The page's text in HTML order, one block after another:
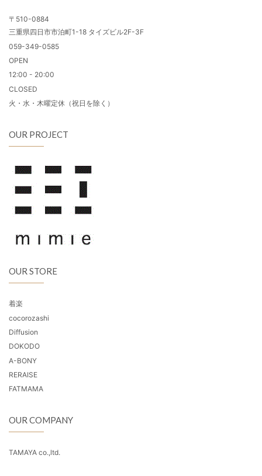
〒510-0884
三重県四日市市泊町1-18 タイズビル2F-3F
059-349-0585
OPEN
12:00 - 20:00
CLOSED
火・水・木曜定休（祝日を除く）
OUR PROJECT
OUR STORE
着楽
cocorozashi
Diffusion
DOKODO
A-BONY
RERAISE
FATMAMA
OUR COMPANY
TAMAYA co.,ltd.